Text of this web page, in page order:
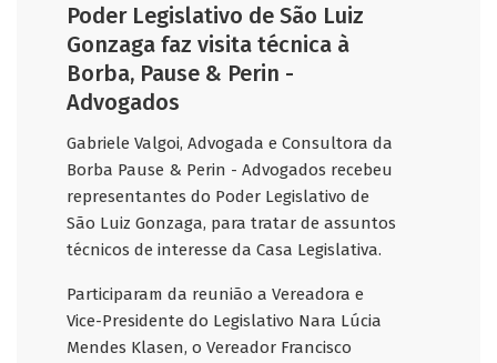
Poder Legislativo de São Luiz
Gonzaga faz visita técnica à
Borba, Pause & Perin -
Advogados
Gabriele Valgoi, Advogada e Consultora da
Borba Pause & Perin - Advogados recebeu
representantes do Poder Legislativo de
São Luiz Gonzaga, para tratar de assuntos
técnicos de interesse da Casa Legislativa.
Participaram da reunião a Vereadora e
Vice-Presidente do Legislativo Nara Lúcia
Mendes Klasen, o Vereador Francisco